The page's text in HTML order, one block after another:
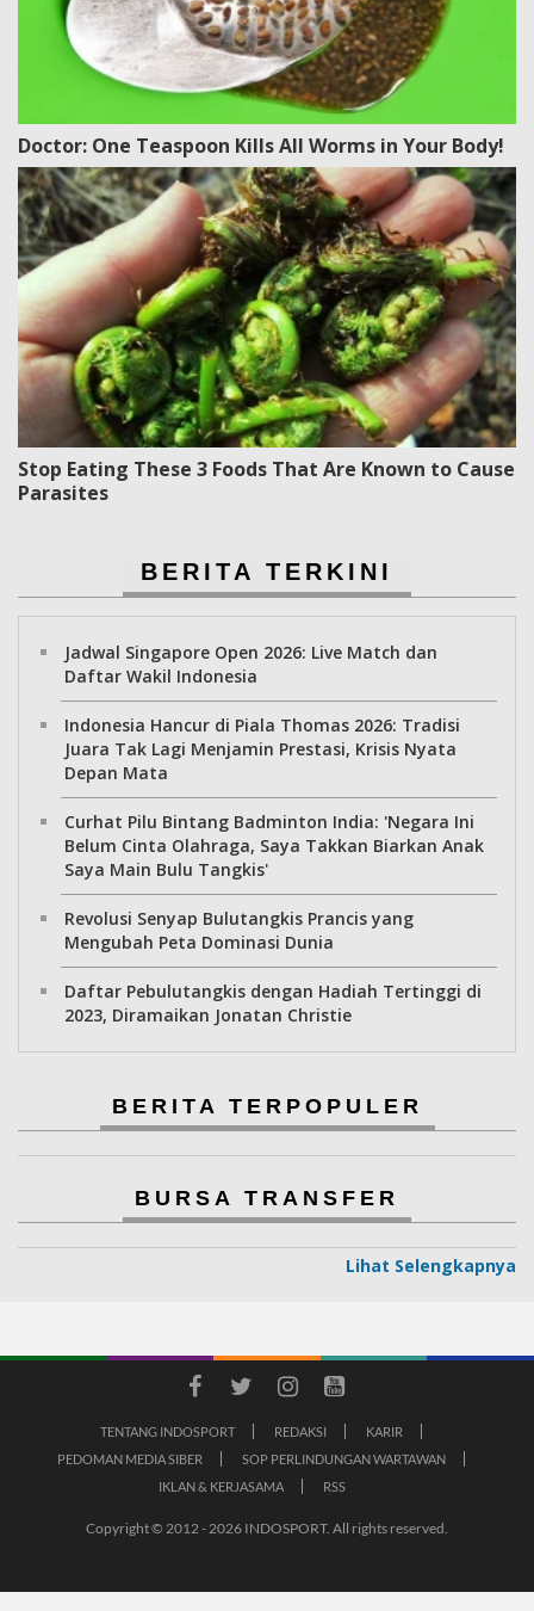
Doctor: One Teaspoon Kills All Worms in Your Body!
Stop Eating These 3 Foods That Are Known to Cause
Parasites
BERITA TERKINI
Jadwal Singapore Open 2026: Live Match dan
Daftar Wakil Indonesia
Indonesia Hancur di Piala Thomas 2026: Tradisi
Juara Tak Lagi Menjamin Prestasi, Krisis Nyata
Depan Mata
Curhat Pilu Bintang Badminton India: 'Negara Ini
Belum Cinta Olahraga, Saya Takkan Biarkan Anak
Saya Main Bulu Tangkis'
Revolusi Senyap Bulutangkis Prancis yang
Mengubah Peta Dominasi Dunia
Daftar Pebulutangkis dengan Hadiah Tertinggi di
2023, Diramaikan Jonatan Christie
BERITA TERPOPULER
BURSA TRANSFER
Lihat Selengkapnya
TENTANG INDOSPORT REDAKSI
KARIR
PEDOMAN MEDIA SIBER
SOP PERLINDUNGAN WARTAWAN
IKLAN & KERJASAMA
RSS
Copyright © 2012 - 2026 INDOSPORT. All rights reserved.